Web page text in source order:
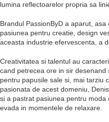
lumina reflectoarelor propria sa
Brandul PassionByD a aparut,
pasiunea pentru creatie, design
aceasta industrie efervescenta, a
Creativitatea si talentul au
cand petrecea ore in sir
pentru papusile sale si, mai tarziu
pasionata de acest domeniu,
si a pastrat pasiunea pentru
evada in momentele de relaxare.